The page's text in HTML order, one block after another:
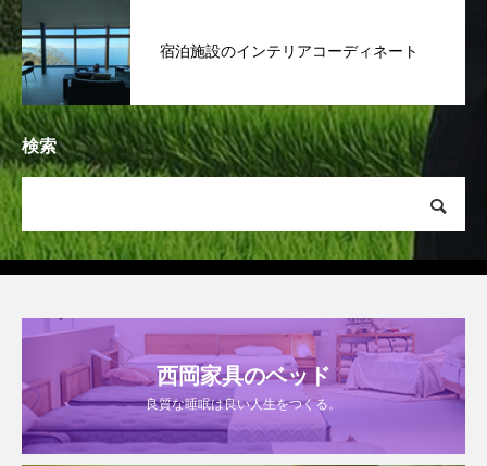
宿泊施設のインテリアコーディネート
検索
西岡家具のベッド
良質な睡眠は良い人生をつくる。